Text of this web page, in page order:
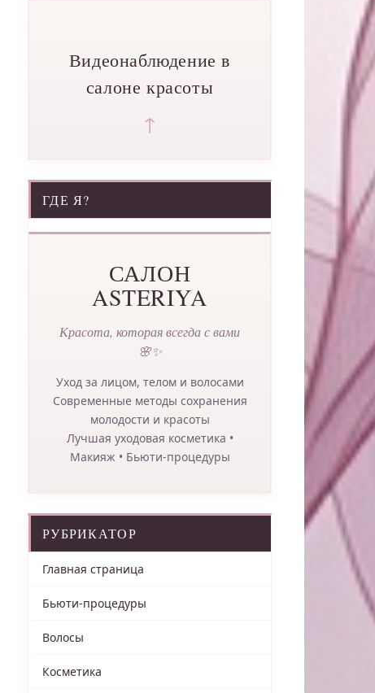
Видеонаблюдение в
салоне красоты
↑
ГДЕ Я?
САЛОН
ASTERIYA
Красота, которая всегда с вами
🌸✨
Уход за лицом, телом и волосами
Современные методы сохранения
молодости и красоты
Лучшая уходовая косметика •
Макияж • Бьюти-процедуры
РУБРИКАТОР
Главная страница
Бьюти-процедуры
Волосы
Косметика